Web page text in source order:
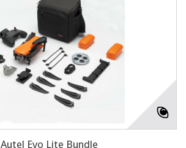
Autel Evo Lite Bundle